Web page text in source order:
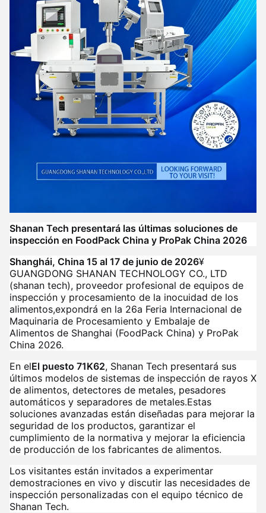
Shanan Tech presentará las últimas soluciones de
inspección en FoodPack China y ProPak China 2026
Shanghái, China 15 al 17 de junio de 2026¥
GUANGDONG SHANAN TECHNOLOGY CO., LTD
(shanan tech), proveedor profesional de equipos de
inspección y procesamiento de la inocuidad de los
alimentos,expondrá en la 26a Feria Internacional de
Maquinaria de Procesamiento y Embalaje de
Alimentos de Shanghai (FoodPack China) y ProPak
China 2026.
En elEl puesto 71K62, Shanan Tech presentará sus
últimos modelos de sistemas de inspección de rayos X
de alimentos, detectores de metales, pesadores
automáticos y separadores de metales.Estas
soluciones avanzadas están diseñadas para mejorar la
seguridad de los productos, garantizar el
cumplimiento de la normativa y mejorar la eficiencia
de producción de los fabricantes de alimentos.
Los visitantes están invitados a experimentar
demostraciones en vivo y discutir las necesidades de
inspección personalizadas con el equipo técnico de
Shanan Tech.